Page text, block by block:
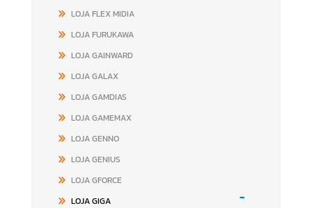
LOJA FLEX MIDIA
LOJA FURUKAWA
LOJA GAINWARD
LOJA GALAX
LOJA GAMDIAS
LOJA GAMEMAX
LOJA GENNO
LOJA GENIUS
LOJA GFORCE
LOJA GIGA
-